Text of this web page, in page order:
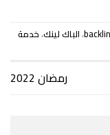
،الباك لينك،خدمة
رمضان 2022